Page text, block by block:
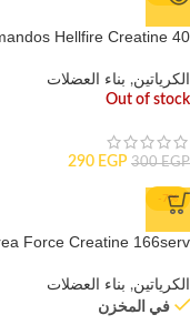
Hellfire Creatine 40
الكرياتين, بناء العضلات
Out of stock
300EGP
290 EGP
-7%
Force Creatine 166serv
الكرياتين, بناء العضلات
في المخزن